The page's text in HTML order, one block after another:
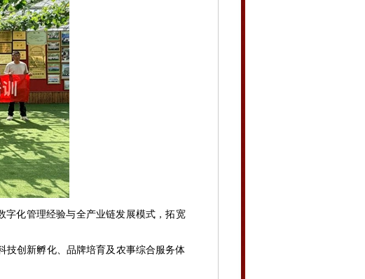
化管理经验与全产业链发展模式，拓宽
创新孵化、品牌培育及农事综合服务体